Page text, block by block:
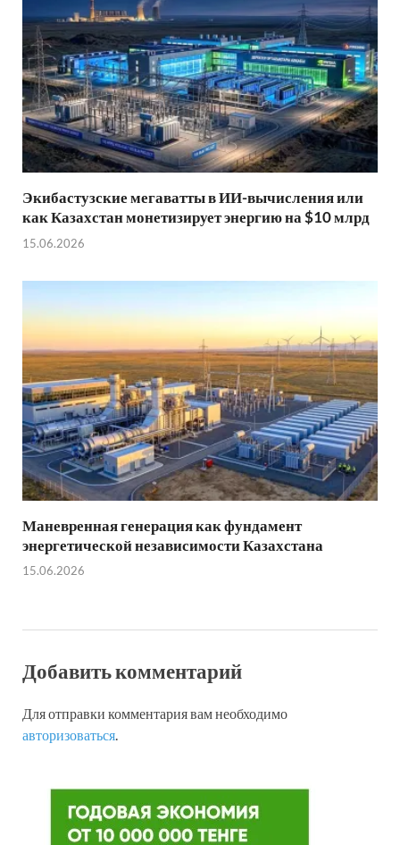
Экибастузские мегаватты в ИИ-вычисления или
как Казахстан монетизирует энергию на $10 млрд
15.06.2026
Маневренная генерация как фундамент
энергетической независимости Казахстана
15.06.2026
Добавить комментарий
Для отправки комментария вам необходимо
авторизоваться.